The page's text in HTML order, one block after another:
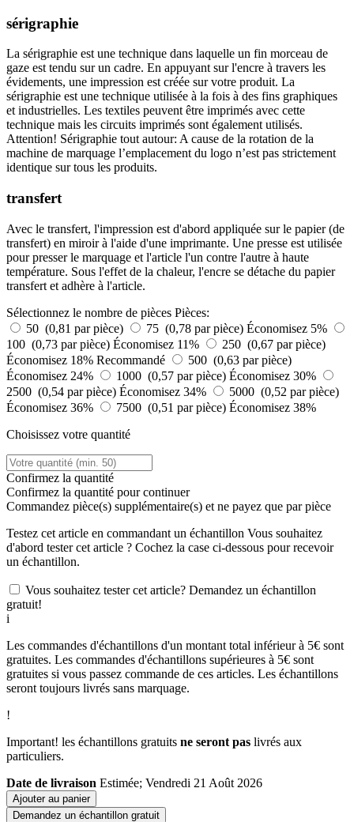
sérigraphie
La sérigraphie est une technique dans laquelle un fin morceau de
gaze est tendu sur un cadre. En appuyant sur l'encre à travers les
évidements, une impression est créée sur votre produit. La
sérigraphie est une technique utilisée à la fois à des fins graphiques
et industrielles. Les textiles peuvent être imprimés avec cette
technique mais les circuits imprimés sont également utilisés.
Attention! Sérigraphie tout autour: A cause de la rotation de la
machine de marquage l’emplacement du logo n’est pas strictement
identique sur tous les produits.
transfert
Avec le transfert, l'impression est d'abord appliquée sur le papier (de
transfert) en miroir à l'aide d'une imprimante. Une presse est utilisée
pour presser le marquage et l'article l'un contre l'autre à haute
température. Sous l'effet de la chaleur, l'encre se détache du papier
transfert et adhère à l'article.
Sélectionnez le nombre de pièces Pièces:
50 (0,81 par pièce)
75 (0,78 par pièce) Économisez 5%
100 (0,73 par pièce) Économisez 11%
250 (0,67 par pièce)
Économisez 18% Recommandé
500 (0,63 par pièce)
Économisez 24%
1000 (0,57 par pièce) Économisez 30%
2500 (0,54 par pièce) Économisez 34%
5000 (0,52 par pièce)
Économisez 36%
7500 (0,51 par pièce) Économisez 38%
Choisissez votre quantité
Confirmez la quantité
Confirmez la quantité pour continuer
Commandez pièce(s) supplémentaire(s) et ne payez que par pièce
Testez cet article en commandant un échantillon Vous souhaitez
d'abord tester cet article ? Cochez la case ci-dessous pour recevoir
un échantillon.
Vous souhaitez tester cet article? Demandez un échantillon
gratuit!
i
Les commandes d'échantillons d'un montant total inférieur à 5€ sont
gratuites. Les commandes d'échantillons supérieures à 5€ sont
gratuites si vous passez commande de ces articles. Les échantillons
seront toujours livrés sans marquage.
!
Important! les échantillons gratuits ne seront pas livrés aux
particuliers.
Date de livraison Estimée; Vendredi 21 Août 2026
Ajouter au panier
Demandez un échantillon gratuit